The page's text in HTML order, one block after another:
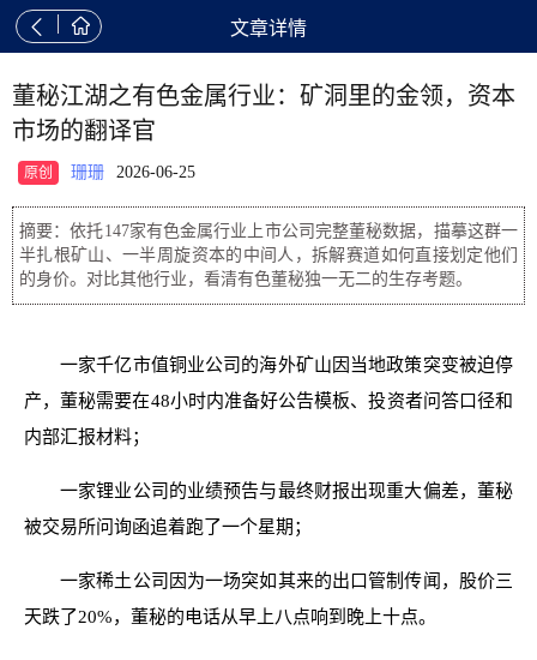
  文章详情
董秘江湖之有色金属行业：矿洞里的金领，资本
市场的翻译官
原创 珊珊 2026-06-25
摘要：依托147家有色金属行业上市公司完整董秘数据，描摹这群一
半扎根矿山、一半周旋资本的中间人，拆解赛道如何直接划定他们
的身价。对比其他行业，看清有色董秘独一无二的生存考题。
一家千亿市值铜业公司的海外矿山因当地政策突变被迫停
产，董秘需要在48小时内准备好公告模板、投资者问答口径和
内部汇报材料；
一家锂业公司的业绩预告与最终财报出现重大偏差，董秘
被交易所问询函追着跑了一个星期；
一家稀土公司因为一场突如其来的出口管制传闻，股价三
天跌了20%，董秘的电话从早上八点响到晚上十点。